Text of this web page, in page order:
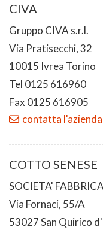
CIVA
Gruppo CIVA s.r.l.
Via Pratisecchi, 32
10015 Ivrea Torino
Tel 0125 616960
Fax 0125 616905
contatta l'azienda
COTTO SENESE
SOCIETA'
Via Fornaci, 55/A
53027 San Quirico